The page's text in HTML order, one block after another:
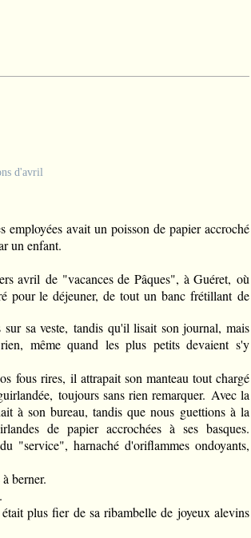
avait un poisson de papier accroché
un enfant.
avril de "vacances de Pâques", à Guéret, où
pour le déjeuner, de tout un banc frétillant de
sa veste, tandis qu'il lisait son journal, mais
même quand les plus petits devaient s'y
fous rires, il attrapait son manteau tout chargé
toujours sans rien remarquer. Avec la
à son bureau, tandis que nous guettions à la
de papier accrochées à ses basques.
"service", harnaché d'oriflammes ondoyants,
berner.
plus fier de sa ribambelle de joyeux alevins